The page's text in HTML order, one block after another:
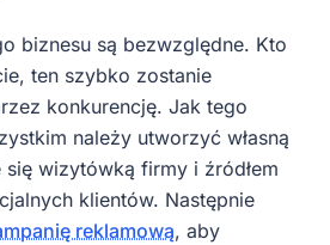
biznesu są bezwzględne. Kto
ten szybko zostanie
konkurencję. Jak tego
należy utworzyć własną
wizytówką firmy i źródłem
klientów. Następnie
reklamową, aby